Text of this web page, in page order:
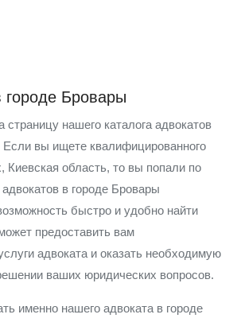
городе Бровары
нашего каталога адвокатов
Если вы ищете квалифицированного
Киевская область, то вы попали по
в городе Бровары
быстро и удобно найти
предоставить вам
адвоката и оказать необходимую
ваших юридических вопросов.
именно нашего адвоката в городе